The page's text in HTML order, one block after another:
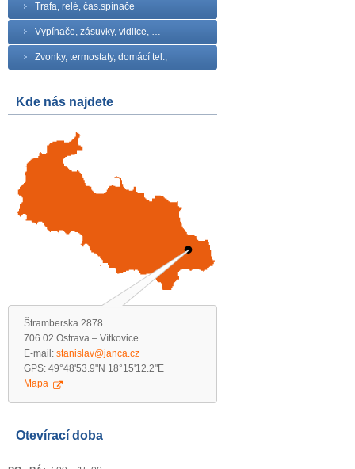
Trafa, relé, čas.spínače
Vypínače, zásuvky, vidlice, …
Zvonky, termostaty, domácí tel.,
Kde nás najdete
Štramberska 2878
706 02 Ostrava – Vítkovice
E-mail: stanislav@janca.cz
GPS: 49°48'53.9"N 18°15'12.2"E
Mapa
Otevírací doba